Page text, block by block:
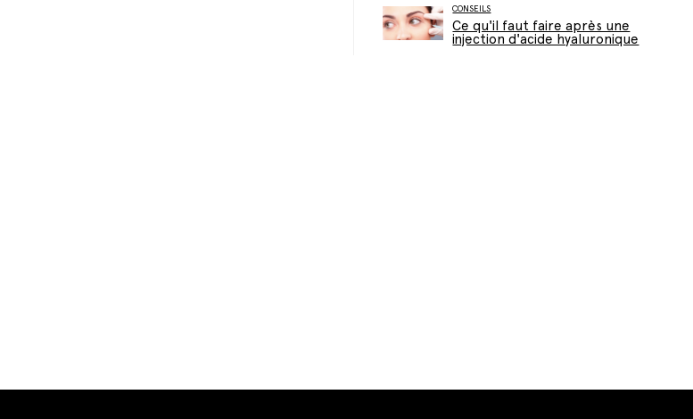
CONSEILS
Ce qu'il faut faire après une
injection d'acide hyaluronique